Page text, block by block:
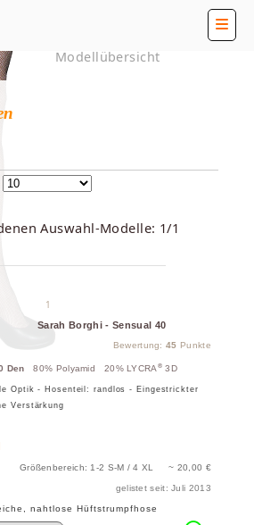
Modellübersicht
Auswahl-Modelle: 1/1
1
Sarah Borghi - Sensual 40
Bewertung:45 Punkte
Den 80% Polyamid 20% LYCRA ® 3D
Optik - Hosenteil: randlos - Eingestrickter
Verstärkung
Größenbereich: 1-2 S-M / 4 XL ~ 20,00 €
gelistet seit: Juli 2013
nahtlose Hüftstrumpfhose